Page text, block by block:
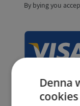
By bying you
Denna
cookies